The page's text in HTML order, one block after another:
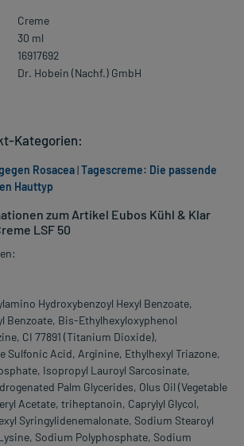
Creme
30 ml
16917692
Dr. Hobein (Nachf.) GmbH
zum Artikel Eubos Kühl & Klar
LSF 50
Hydroxybenzoyl Hexyl Benzoate,
Benzoate, Bis-Ethylhexyloxyphenol
CI 77891 (Titanium Dioxide),
Sulfonic Acid, Arginine, Ethylhexyl Triazone,
Isopropyl Lauroyl Sarcosinate,
Palm Glycerides, Olus Oil (Vegetable
Acetate, triheptanoin, Caprylyl Glycol,
Syringylidenemalonate, Sodium Stearoyl
Sodium Polyphosphate, Sodium
Kategorien:
Rosacea|Tagescreme: Die passende
Hauttyp